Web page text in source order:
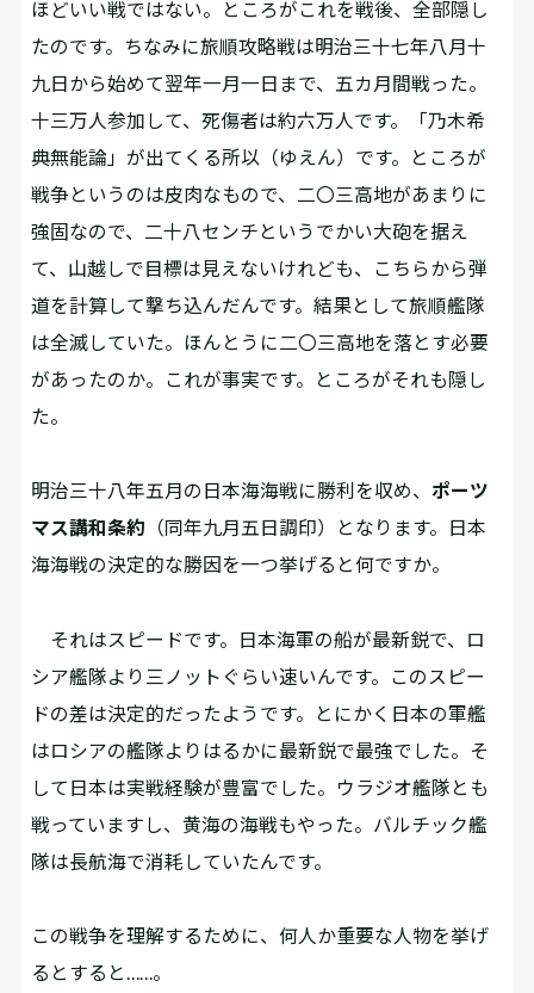
ほどいい戦ではない。ところがこれを戦後、全部隠し
たのです。ちなみに旅順攻略戦は明治三十七年八月十
九日から始めて翌年一月一日まで、五カ月間戦った。
十三万人参加して、死傷者は約六万人です。「乃木希
典無能論」が出てくる所以（ゆえん）です。ところが
戦争というのは皮肉なもので、二〇三高地があまりに
強固なので、二十八センチというでかい大砲を据え
て、山越しで目標は見えないけれども、こちらから弾
道を計算して撃ち込んだんです。結果として旅順艦隊
は全滅していた。ほんとうに二〇三高地を落とす必要
があったのか。これが事実です。ところがそれも隠し
た。
――明治三十八年五月の日本海海戦に勝利を収め、 ポーツ
マス講和条約 （同年九月五日調印）となります。日本
海海戦の決定的な勝因を一つ挙げると何ですか。
それはスピードです。日本海軍の船が最新鋭で、ロ
シア艦隊より三ノットぐらい速いんです。このスピー
ドの差は決定的だったようです。とにかく日本の軍艦
はロシアの艦隊よりはるかに最新鋭で最強でした。そ
して日本は実戦経験が豊富でした。ウラジオ艦隊とも
戦っていますし、黄海の海戦もやった。バルチック艦
隊は長航海で消耗していたんです。
――この戦争を理解するために、何人か重要な人物を挙げ
るとすると……。